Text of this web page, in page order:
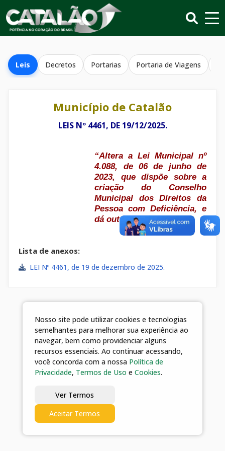
Leis Decretos Portarias Portaria de Viagens
Município de Catalão
LEIS Nº 4461, DE 19/12/2025.
“Altera a Lei Municipal nº
4.088, de 06 de junho de
2023, que dispõe sobre a
criação do Conselho
Municipal dos Direitos da
Pessoa com Deficiência, e
dá outras providências.”
Lista de anexos:
LEI Nº 4461, de 19 de dezembro de 2025.
Nosso site pode utilizar cookies e tecnologias
semelhantes para melhorar sua experiência ao
navegar, bem como providenciar alguns
recursos essenciais. Ao continuar acessando,
você concorda com a nossa Política de
Privacidade, Termos de Uso e Cookies.
Ver Termos
Aceitar Termos